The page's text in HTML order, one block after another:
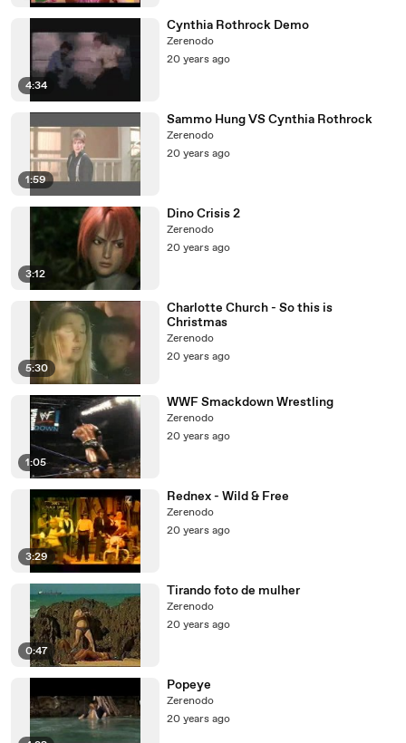
4:34
Cynthia Rothrock Demo
Zerenodo
20 years ago
1:59
Sammo Hung VS Cynthia Rothrock
Zerenodo
20 years ago
3:12
Dino Crisis 2
Zerenodo
20 years ago
5:30
Charlotte Church - So this is
Christmas
Zerenodo
20 years ago
1:05
WWF Smackdown Wrestling
Zerenodo
20 years ago
3:29
Rednex - Wild & Free
Zerenodo
20 years ago
0:47
Tirando foto de mulher
Zerenodo
20 years ago
Popeye
Zerenodo
20 years ago